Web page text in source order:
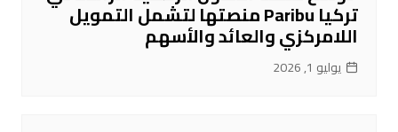
تركيا Paribu منصتها لتشمل التمويل
اللامركزي والعائد والأسهم
يوليو 1, 2026